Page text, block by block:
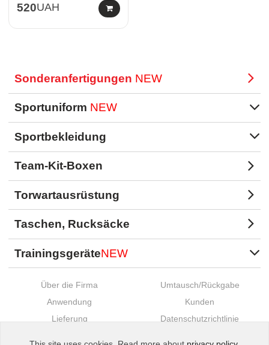
520UAH
Sonderanfertigungen NEW
Sportuniform NEW
Sportbekleidung
Team-Kit-Boxen
Torwartausrüstung
Taschen, Rucksäcke
TrainingsgeräteNEW
Über die Firma
Anwendung
Lieferung
Umtausch/Rückgabe
Kunden
Datenschutzrichtlinie